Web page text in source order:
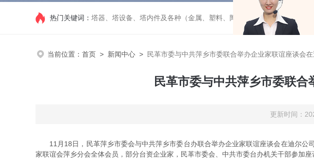
热门关键词： 塔器、塔设备、塔内件及各种（金属、塑料、陶瓷）填料的成套装置项目
当前位置： 首页 > 新闻中心 > 民革市委与中共萍乡市委联合举办企业家联谊座谈会
民革市委与中共萍乡市委联
更新时间：
11月18日，民革萍乡市委会与中共萍乡市委台办联合举办企业家联谊座谈会在迪尔公
家联谊会萍乡分会全体会员，部分台资企业家，民革市委会、中共市委台办机关干部参加座